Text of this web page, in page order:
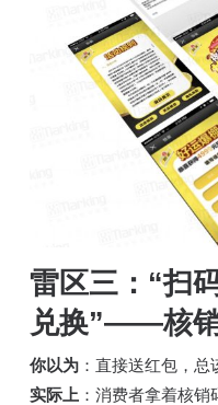
雷区三：“扫
兑换”——核
你以为：直接送红包，总
实际上 ：消费者拿着核销